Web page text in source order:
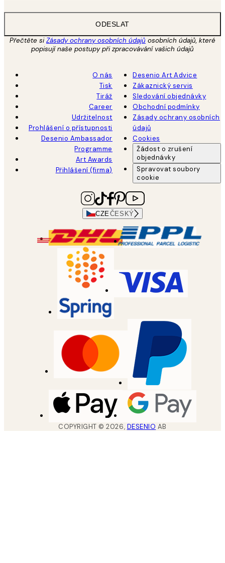
ODESLAT
Přečtěte siZásady ochrany osobních údajů osobních údajů, které
popisují naše postupy při zpracovávání vašich údajů
O nás
Tisk
Tiráž
Career
Udržitelnost
Prohlášení o přístupnosti
Desenio Ambassador
Programme
Art Awards
Přihlášení (firma)
Desenio Art Advice
Zákaznický servis
Sledování objednávky
Obchodní podmínky
Zásady ochrany osobních
údajů
Cookies
Žádost o zrušení
objednávky
Spravovat soubory
cookie
CZE ČESKÝ
COPYRIGHT ©2026, DESENIO AB